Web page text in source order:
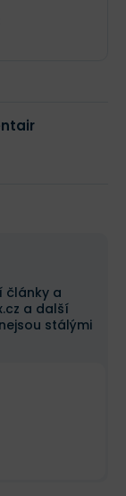
články a
a další
stálými